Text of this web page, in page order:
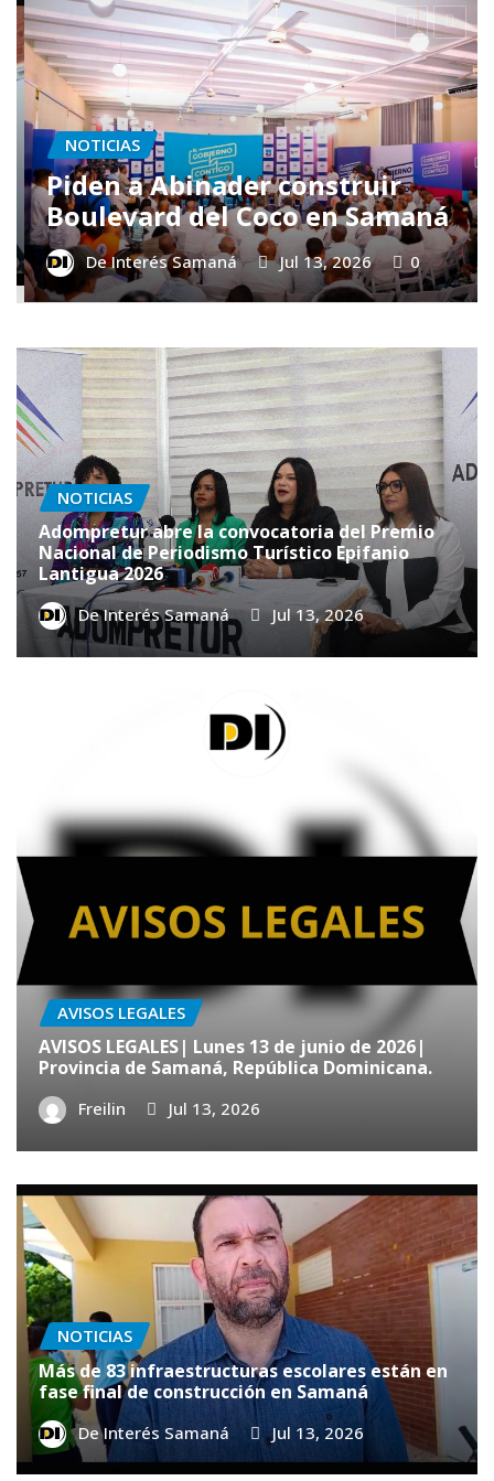
NOTICIAS
Presidente Abinader ordena
intervención inmediata de la
carretera Las Terrenas–
Sánchez
De Interés Samaná Jul 13, 2026 0
NOTICIAS
Adompretur abre la convocatoria del Premio
Nacional de Periodismo Turístico Epifanio
Lantigua 2026
De Interés Samaná Jul 13, 2026
AVISOS LEGALES
AVISOS LEGALES| Lunes 13 de junio de 2026|
Provincia de Samaná, República Dominicana.
Freilin Jul 13, 2026
NOTICIAS
Más de 83 infraestructuras escolares están en
fase final de construcción en Samaná
De Interés Samaná Jul 13, 2026